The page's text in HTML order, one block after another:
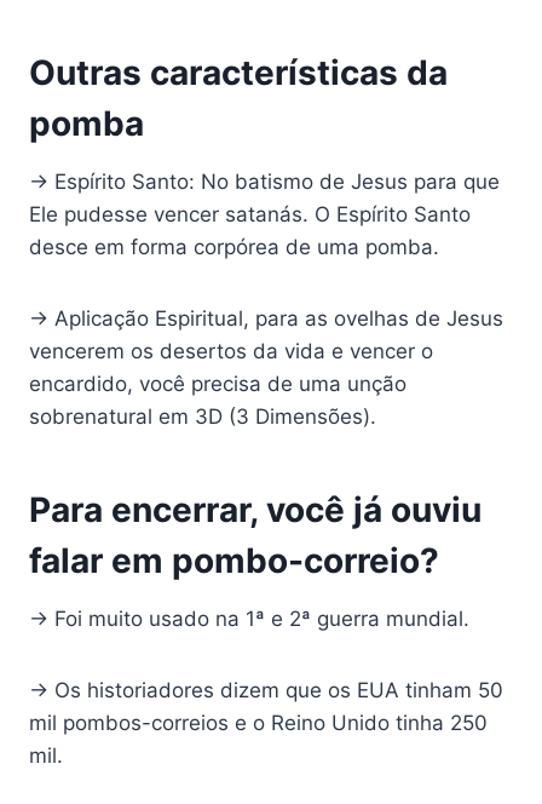
Outras características da
pomba
→ Espírito Santo: No batismo de Jesus para que
Ele pudesse vencer satanás. O Espírito Santo
desce em forma corpórea de uma pomba.
→ Aplicação Espiritual, para as ovelhas de Jesus
vencerem os desertos da vida e vencer o
encardido, você precisa de uma unção
sobrenatural em 3D (3 Dimensões).
Para encerrar, você já ouviu
falar em pombo-correio?
→ Foi muito usado na 1ª e 2ª guerra mundial.
→ Os historiadores dizem que os EUA tinham 50
mil pombos-correios e o Reino Unido tinha 250
mil.